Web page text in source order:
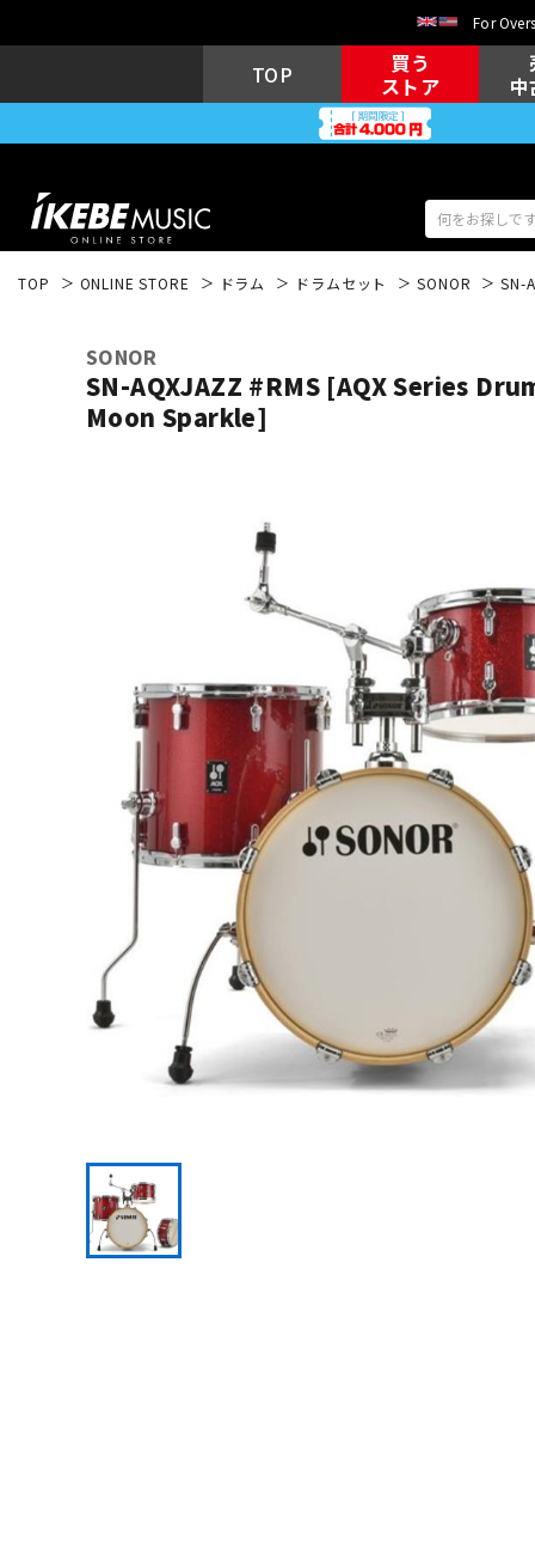
For
TOP
買う
ストア
ヴィンテージ
TOP ONLINE STORE ドラム ドラムセット SONOR SN-
SONOR
SN-AQXJAZZ #RMS [AQX Series
Moon Sparkle]